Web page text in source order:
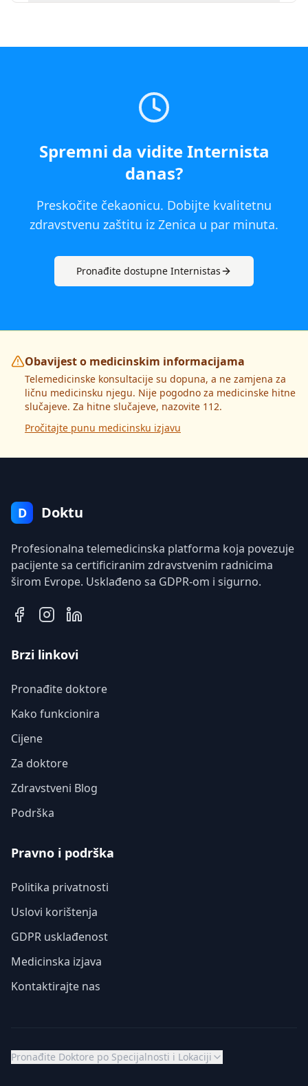
Spremni da viditeInternista
danas?
Preskočite čekaonicu. Dobijte kvalitetnu
zdravstvenu zaštitu iz Zenica u par minuta.
Pronađite dostupne Internistas
Obavijest o medicinskim informacijama
Telemedicinske konsultacije su dopuna, a ne zamjena za
ličnu medicinsku njegu. Nije pogodno za medicinske hitne
slučajeve. Za hitne slučajeve, nazovite 112.
Pročitajte punu medicinsku izjavu
D Doktu
Profesionalna telemedicinska platforma koja povezuje
pacijente sa certificiranim zdravstvenim radnicima
širom Evrope. Usklađeno sa GDPR-om i sigurno.
Brzi linkovi
Pronađite doktore
Kako funkcionira
Cijene
Za doktore
Zdravstveni Blog
Podrška
Pravno i podrška
Politika privatnosti
Uslovi korištenja
GDPR usklađenost
Medicinska izjava
Kontaktirajte nas
Pronađite Doktore po Specijalnosti i Lokaciji